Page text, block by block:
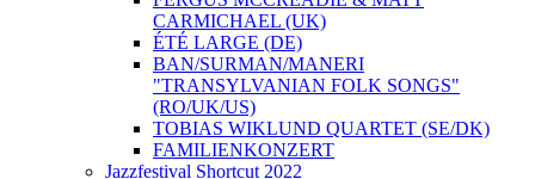
CARMICHAEL (UK)
ÉTÉ LARGE (DE)
BAN/SURMAN/MANERI
"TRANSYLVANIAN FOLK SONGS"
(RO/UK/US)
TOBIAS WIKLUND QUARTET (SE/DK)
FAMILIENKONZERT
Jazzfestival Shortcut 2022